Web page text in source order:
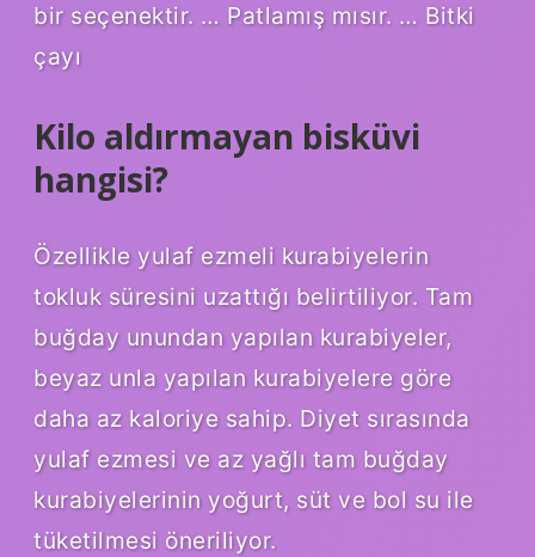
bir seçenektir. … Patlamış mısır. … Bitki
çayı
Kilo aldırmayan bisküvi
hangisi?
Özellikle yulaf ezmeli kurabiyelerin
tokluk süresini uzattığı belirtiliyor. Tam
buğday unundan yapılan kurabiyeler,
beyaz unla yapılan kurabiyelere göre
daha az kaloriye sahip. Diyet sırasında
yulaf ezmesi ve az yağlı tam buğday
kurabiyelerinin yoğurt, süt ve bol su ile
tüketilmesi öneriliyor.